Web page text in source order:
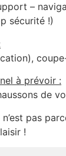
–
sécurité !)
à prévoir :
de
n’est pas
!